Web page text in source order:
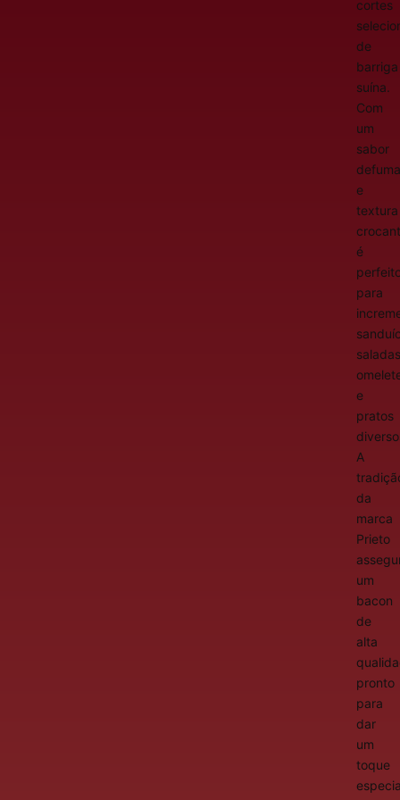
cortes
de
barriga
suína.
Com
um
sabor
e
textura
é
para
e
pratos
A
da
marca
Prieto
um
bacon
de
alta
pronto
para
dar
um
toque